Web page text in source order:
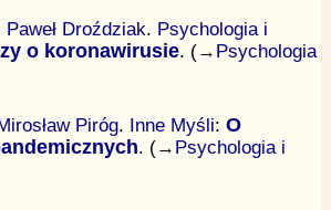
Paweł Droździak. Psychologia i
o koronawirusie. (→ Psychologia
Piróg. Inne Myśli: O
. (→ Psychologia i